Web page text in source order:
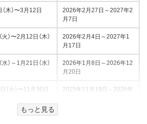
木）〜3月12日
2026年2月27日～2027年2
月7日
）〜2月12日（木）
2026年2月4日～2027年1
月17日
）～1月21日（水）
2026年1月8日～2026年12
月20日
（火）〜11月30日
2025年11月19日～2026年
（火）〜11月4日
もっと見る